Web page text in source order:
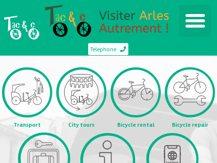
Telephone
Transport City tours Bicycle rental Bicycle repair